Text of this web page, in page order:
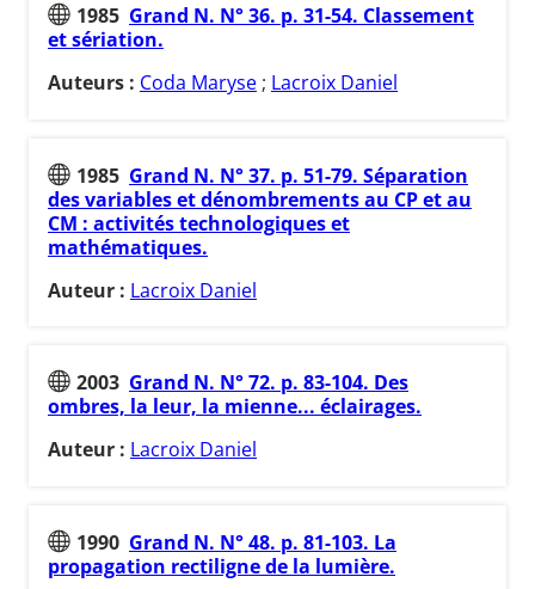
1985 Grand N. N° 36. p. 31-54. Classement
et sériation.
Auteurs : Coda Maryse ; Lacroix Daniel
1985 Grand N. N° 37. p. 51-79. Séparation
des variables et dénombrements au CP et au
CM : activités technologiques et
mathématiques.
Auteur : Lacroix Daniel
2003 Grand N. N° 72. p. 83-104. Des
ombres, la leur, la mienne... éclairages.
Auteur : Lacroix Daniel
1990 Grand N. N° 48. p. 81-103. La
propagation rectiligne de la lumière.